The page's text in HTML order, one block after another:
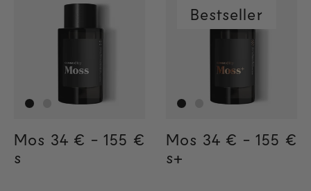
Mos
s
Regular price
34 € - 155 €
Regular price
155€
Regular price
34€
Bestseller
Mos
s+
Regular price
34 € - 155 €
155€
34€